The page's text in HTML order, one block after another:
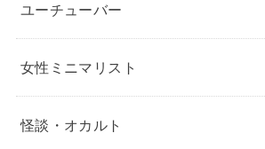
ユーチューバー
女性ミニマリスト
怪談・オカルト